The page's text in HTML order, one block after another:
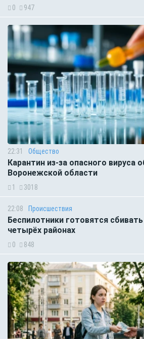
0 947
22:31 Общество
Карантин из-за опасного вируса
Воронежской области
1 3018
22:08 Происшествия
Беспилотники готовятся
четырёх районах
0 848